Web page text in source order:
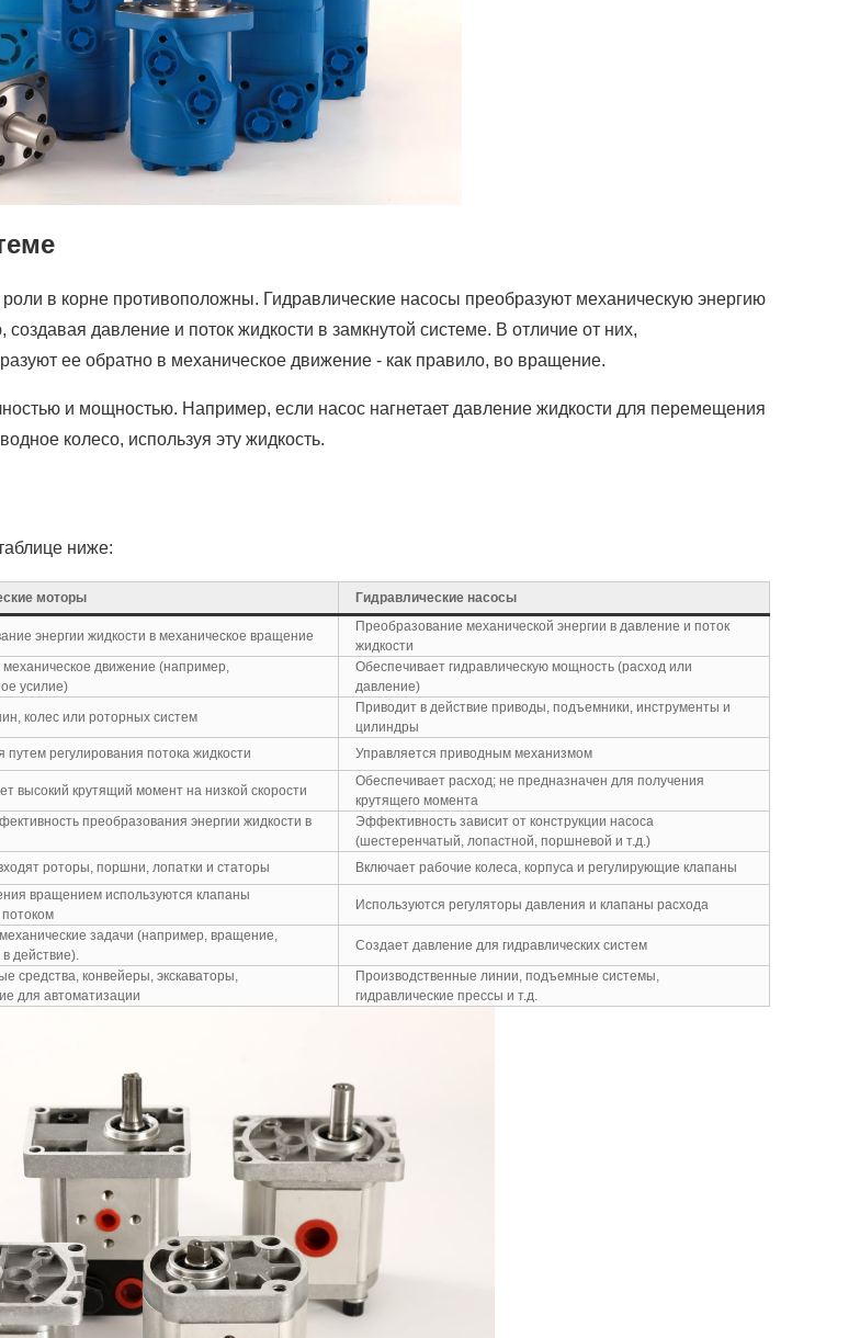
в корне противоположны. Гидравлические насосы преобразуют механическую энергию
давление и поток жидкости в замкнутой системе. В отличие от них,
ее обратно в механическое движение - как правило, во вращение.
и мощностью. Например, если насос нагнетает давление жидкости для перемещения
колесо, используя эту жидкость.
ниже:
моторы Гидравлические насосы
энергии жидкости в механическое вращение
Преобразование механической энергии в давление и поток
жидкости
механическое движение (например,
усилие)
Обеспечивает гидравлическую мощность (расход или
давление)
колес или роторных систем
Приводит в действие приводы, подъемники, инструменты и
цилиндры
путем регулирования потока жидкости Управляется приводным механизмом
высокий крутящий момент на низкой скорости
Обеспечивает расход; не предназначен для получения
крутящего момента
преобразования энергии жидкости в
Эффективность зависит от конструкции насоса
(шестеренчатый, лопастной, поршневой и т.д.)
роторы, поршни, лопатки и статоры Включает рабочие колеса, корпуса и регулирующие клапаны
вращением используются клапаны
Используются регуляторы давления и клапаны расхода
задачи (например, вращение,
действие).
Создает давление для гидравлических систем
средства, конвейеры, экскаваторы,
для автоматизации
Производственные линии, подъемные системы,
гидравлические прессы и т.д.